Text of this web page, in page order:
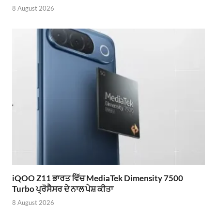
8 August 2026
iQOO Z11 ਭਾਰਤ ਵਿੱਚ MediaTek Dimensity 7500
Turbo ਪ੍ਰੋਸੈਸਰ ਦੇ ਨਾਲ ਪੇਸ਼ ਕੀਤਾ
8 August 2026